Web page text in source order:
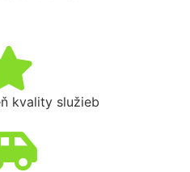
kvality služieb